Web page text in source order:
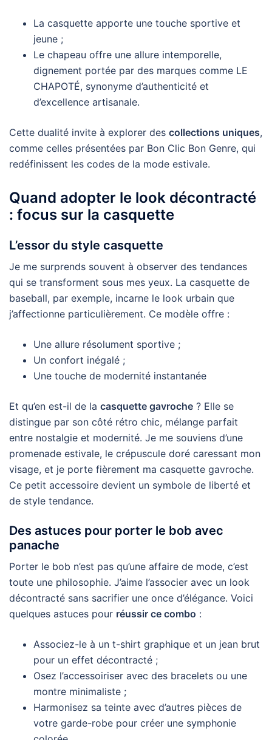
La casquette apporte une touche sportive et
jeune ;
Le chapeau offre une allure intemporelle,
dignement portée par des marques comme LE
CHAPOTÉ, synonyme d’authenticité et
d’excellence artisanale.
Cette dualité invite à explorer des collections uniques,
comme celles présentées par Bon Clic Bon Genre, qui
redéfinissent les codes de la mode estivale.
Quand adopter le look décontracté
: focus sur la casquette
L’essor du style casquette
Je me surprends souvent à observer des tendances
qui se transforment sous mes yeux. La casquette de
baseball, par exemple, incarne le look urbain que
j’affectionne particulièrement. Ce modèle offre :
Une allure résolument sportive ;
Un confort inégalé ;
Une touche de modernité instantanée
Et qu’en est-il de la casquette gavroche ? Elle se
distingue par son côté rétro chic, mélange parfait
entre nostalgie et modernité. Je me souviens d’une
promenade estivale, le crépuscule doré caressant mon
visage, et je porte fièrement ma casquette gavroche.
Ce petit accessoire devient un symbole de liberté et
de style tendance.
Des astuces pour porter le bob avec
panache
Porter le bob n’est pas qu’une affaire de mode, c’est
toute une philosophie. J’aime l’associer avec un look
décontracté sans sacrifier une once d’élégance. Voici
quelques astuces pour réussir ce combo :
Associez-le à un t-shirt graphique et un jean brut
pour un effet décontracté ;
Osez l’accessoiriser avec des bracelets ou une
montre minimaliste ;
Harmonisez sa teinte avec d’autres pièces de
votre garde-robe pour créer une symphonie